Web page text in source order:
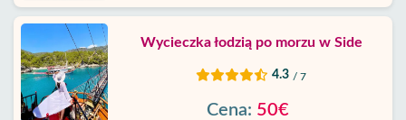
Wycieczka łodzią po morzu w Side
4.3 / 7
Cena: 50€